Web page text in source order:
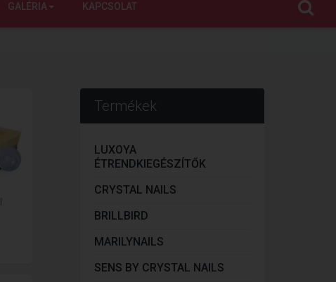
GALÉRIA KAPCSOLAT
Termékek
LUXOYA
ÉTRENDKIEGÉSZÍTŐK
CRYSTAL NAILS
BRILLBIRD
MARILYNAILS
SENS BY CRYSTAL NAILS